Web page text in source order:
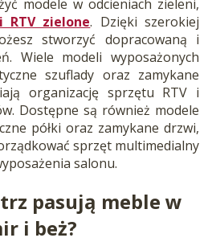
modele w odcieniach zieleni,
RTV zielone. Dzięki szerokiej
stworzyć dopracowaną i
Wiele modeli wyposażonych
szuflady oraz zamykane
organizację sprzętu RTV i
Dostępne są również modele
półki oraz zamykane drzwi,
sprzęt multimedialny
salonu.
pasują meble w
i beż?